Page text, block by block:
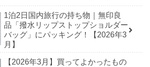
1泊2日国内旅行の持ち物｜無印良
品「撥水リップストップショルダー
バッグ」にパッキング！【2026年3
月】
【2026年3月】買ってよかったもの